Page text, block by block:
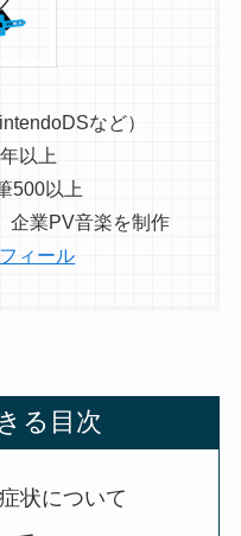
など）
以上
500以上
企業PV音楽を制作
ィール
る目次
状について